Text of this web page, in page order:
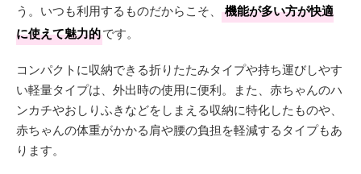
う。いつも利用するものだからこそ、
機能が多い方が快適
に使えて魅力的です。
コンパクトに収納できる折りたたみタイプや持ち運びしやす
い軽量タイプは、外出時の使用に便利。また、赤ちゃんのハ
ンカチやおしりふきなどをしまえる収納に特化したものや、
赤ちゃんの体重がかかる肩や腰の負担を軽減するタイプもあ
ります。